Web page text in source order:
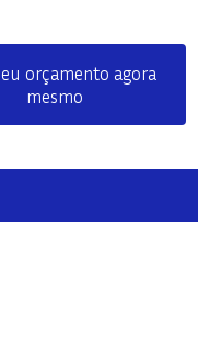
orçamento agora
mesmo